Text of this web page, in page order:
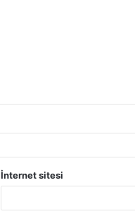
İnternet sitesi